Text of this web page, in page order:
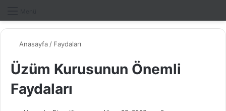
Anasayfa / Faydaları
Üzüm Kurusunun Önemli
Faydaları